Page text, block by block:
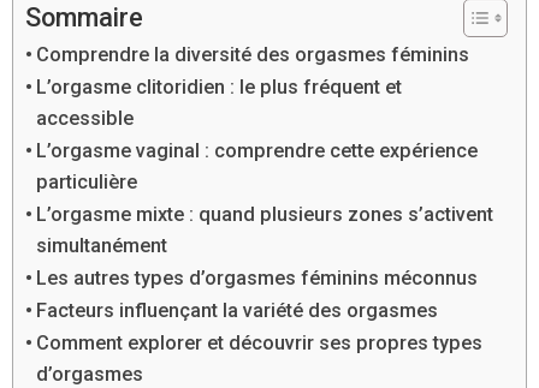
Sommaire
Comprendre la diversité des orgasmes féminins
L’orgasme clitoridien : le plus fréquent et
accessible
L’orgasme vaginal : comprendre cette expérience
particulière
L’orgasme mixte : quand plusieurs zones s’activent
simultanément
Les autres types d’orgasmes féminins méconnus
Facteurs influençant la variété des orgasmes
Comment explorer et découvrir ses propres types
d’orgasmes